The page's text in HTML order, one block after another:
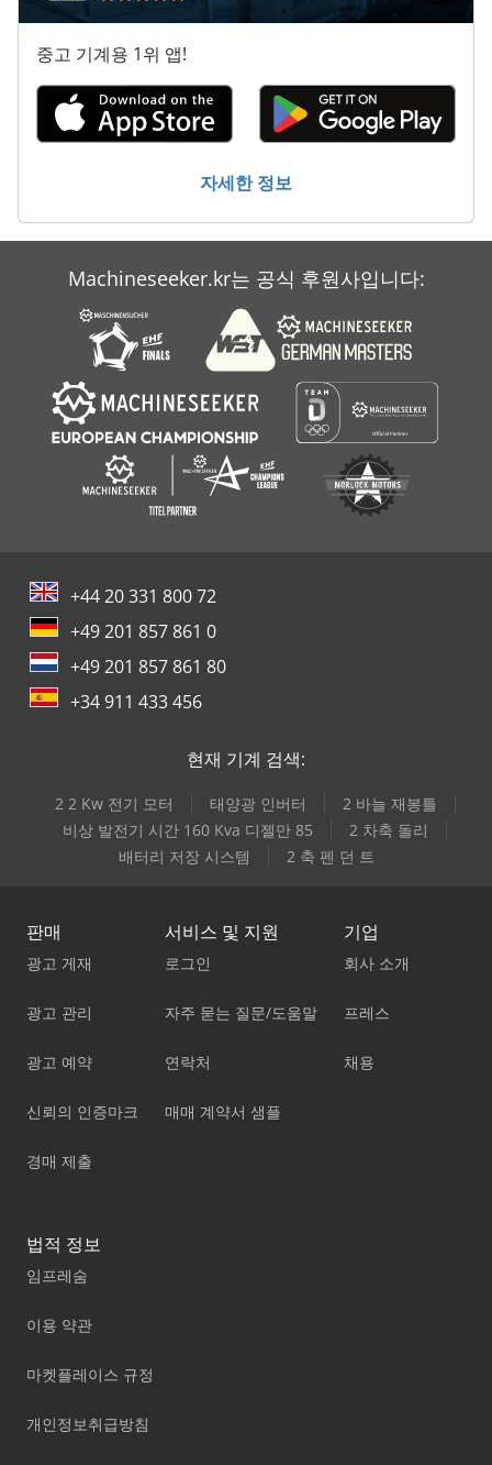
청소 및 소독 기계
중고 기계용 1위 앱!
자세한 정보
Machineseeker.kr는 공식 후원사입니다:
+44 20 331 800 72
+49 201 857 861 0
+49 201 857 861 80
+34 911 433 456
현재 기계 검색:
2 2 Kw 전기 모터 태양광 인버터
2 바늘 재봉틀
비상 발전기 시간 160 Kva 디젤만 85
2 차축 돌리
배터리 저장 시스템
2 축 펜 던 트
판매
광고 게재
광고 관리
광고 예약
신뢰의 인증마크
경매 제출
서비스 및 지원
로그인
자주 묻는 질문/도움말
연락처
매매 계약서 샘플
기업
회사 소개
프레스
채용
법적 정보
임프레숨
이용 약관
마켓플레이스 규정
개인정보취급방침